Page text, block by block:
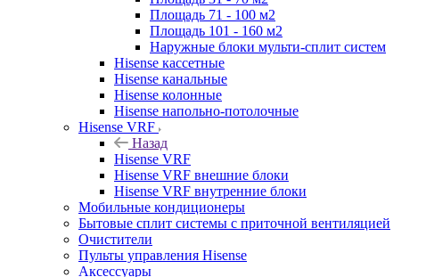
Площадь 71 - 100 м2
Площадь 101 - 160 м2
Наружные блоки мульти-сплит систем
Hisense кассетные
Hisense канальные
Hisense колонные
Hisense напольно-потолочные
Hisense VRF
Назад
Hisense VRF
Hisense VRF внешние блоки
Hisense VRF внутренние блоки
Мобильные кондиционеры
Бытовые сплит системы с приточной вентиляцией
Очистители
Пульты управления Hisense
Аксессуары